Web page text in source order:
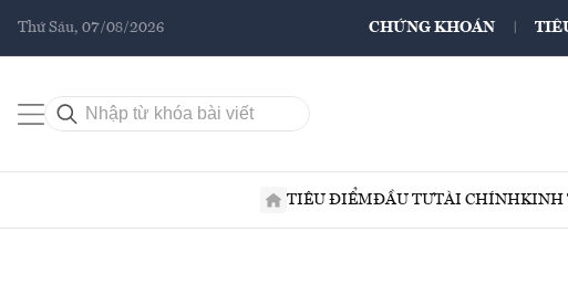
Thứ Sáu, 07/08/2026 CHỨNG KHOÁN
TIÊU ĐIỂMĐẦU TƯTÀI CHÍNHKINH